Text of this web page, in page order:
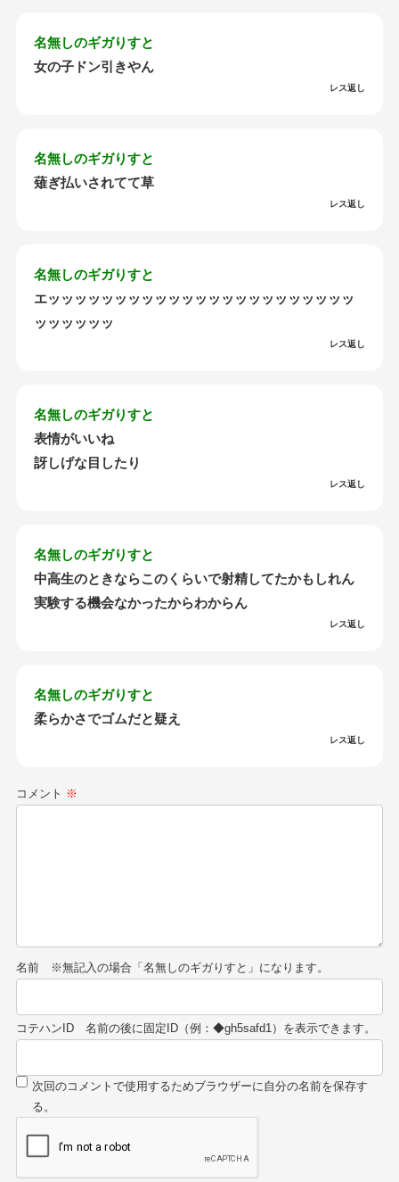
名無しのギガりすと
女の子ドン引きやん
レス返し
名無しのギガりすと
薙ぎ払いされてて草
レス返し
名無しのギガりすと
エッッッッッッッッッッッッッッッッッッッッッッッ
ッッッッッッ
レス返し
名無しのギガりすと
表情がいいね
訝しげな目したり
レス返し
名無しのギガりすと
中高生のときならこのくらいで射精してたかもしれん
実験する機会なかったからわからん
レス返し
名無しのギガりすと
柔らかさでゴムだと疑え
レス返し
コメント ※
名前
コテハンID